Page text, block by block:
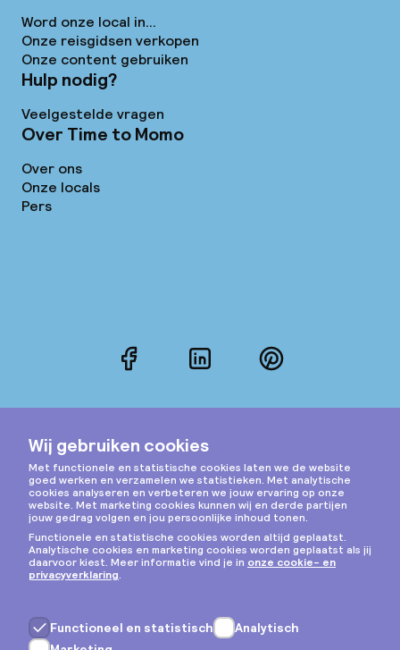
Word onze local in...
Onze reisgidsen verkopen
Onze content gebruiken
Hulp nodig?
Veelgestelde vragen
Over Time to Momo
Over ons
Onze locals
Pers
FacebookLinkedInPinterest
Instagram
Privacy & cookies
Algemene voorwaarden